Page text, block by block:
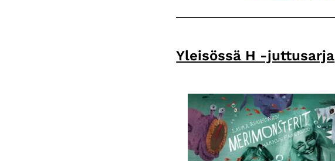
Yleisössä H -juttusarja